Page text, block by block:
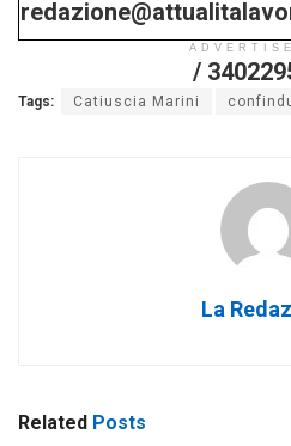
/
Tags: Catiuscia Marini
La
Related Posts